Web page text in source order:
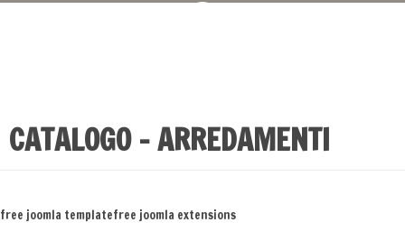
CATALOGO - ARREDAMENTI
free joomla templatefree joomla extensions